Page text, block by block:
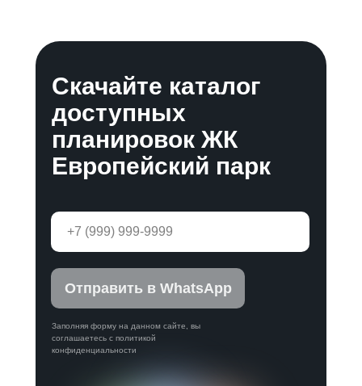
Скачайте каталог
доступных
планировок ЖК
Европейский парк
Заполняя форму на данном сайте, вы
соглашаетесь с политикой
конфиденциальности
Отправить в WhatsApp